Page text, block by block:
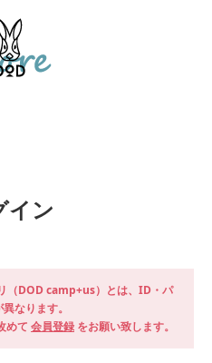
イン
（DOD camp+us）とは、ID・パ
なります。
めて 会員登録 をお願い致します。